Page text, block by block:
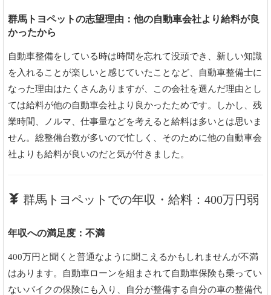
群馬トヨペットの志望理由：他の自動車会社より給料が良
かったから
自動車整備をしている時は時間を忘れて没頭でき、新しい知識
を入れることが楽しいと感じていたことなど、自動車整備士に
なった理由はたくさんありますが、この会社を選んだ理由とし
ては給料が他の自動車会社より良かったためです。しかし、残
業時間、ノルマ、仕事量などを考えると給料は多いとは思いま
せん。総整備台数が多いので忙しく、そのために他の自動車会
社よりも給料が良いのだと気が付きました。
群馬トヨペットでの年収・給料：400万円弱
年収への満足度：不満
400万円と聞くと普通なように聞こえるかもしれませんが不満
はあります。自動車ローンを組まされて自動車保険も乗ってい
ないバイクの保険にも入り、自分が整備する自分の車の整備代